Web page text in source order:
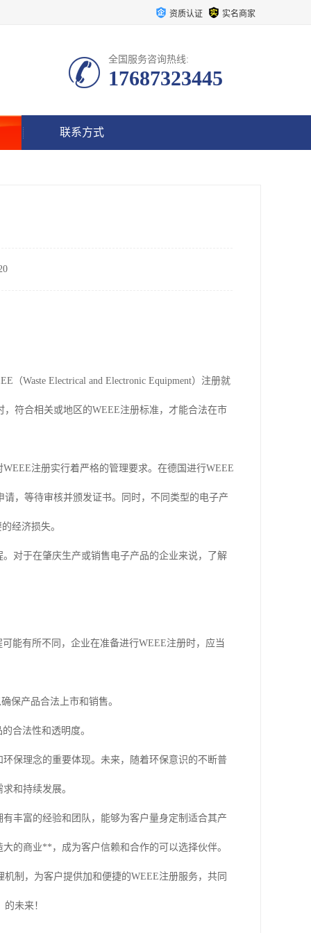
资质认证 实名商家
全国服务咨询热线:
17687323445
联系方式
Waste Electrical and Electronic Equipment）注册就
符合相关或地区的WEEE注册标准，才能合法在市
注册实行着严格的管理要求。在德国进行WEEE
，等待审核并颁发证书。同时，不同类型的电子产
经济损失。
对于在肇庆生产或销售电子产品的企业来说，了解
能有所不同，企业在准备进行WEEE注册时，应当
保产品合法上市和销售。
合法性和透明度。
保理念的重要体现。未来，随着环保意识的不断普
和持续发展。
丰富的经验和团队，能够为客户量身定制适合其产
的商业**，成为客户信赖和合作的可以选择伙伴。
制，为客户提供加和便捷的WEEE注册服务，共同
未来！